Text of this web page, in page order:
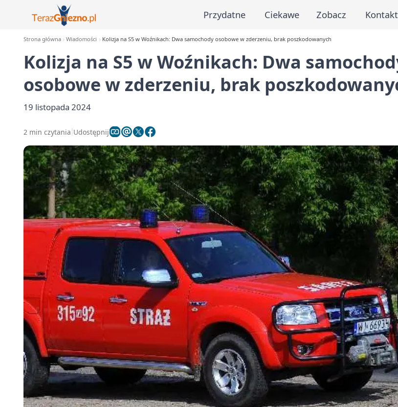
Przydatne Ciekawe Zobacz Kontakt
Strona główna Wiadomości Kolizja na S5 w Woźnikach: Dwa samochody osobowe w zderzeniu, brak poszkodowanych
Kolizja na S5 w Woźnikach: Dwa
osobowe w zderzeniu, brak
19 listopada 2024
2 min czytania Udostępnij